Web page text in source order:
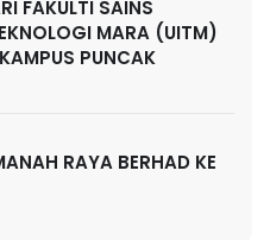
FAKULTI SAINS
MARA (UITM)
PUNCAK
RAYA BERHAD KE